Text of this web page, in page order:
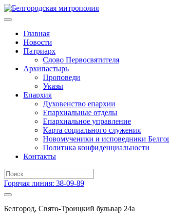
Главная
Новости
Патриарх
Слово Первосвятителя
Архипастырь
Проповеди
Указы
Епархия
Духовенство епархии
Епархиальные отделы
Епархиальное управление
Карта социального служения
Новомученики и исповедники
Политика конфиденциальности
Контакты
Горячая линия: 38-09-89
Белгород, Свято-Троицкий бульвар 24а